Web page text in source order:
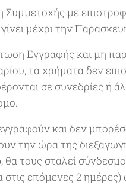
με
μέχρι την
Εγγραφής και μη
τα χρήματα δεν
σε συνεδρίες ή
και δεν
την ώρα της
τους σταλεί
στις επόμενες 2